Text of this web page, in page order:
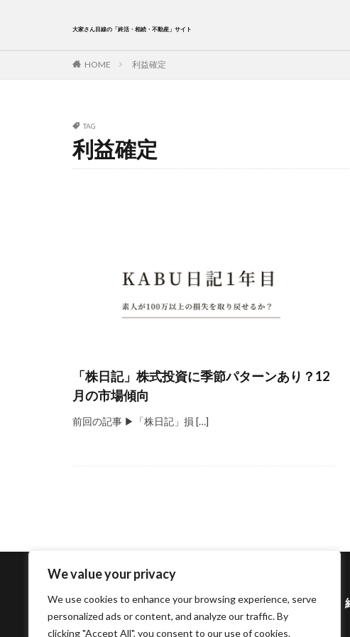
We value your privacy
We use cookies to enhance your browsing experience, serve
personalized ads or content, and analyze our traffic. By
clicking "Accept All", you consent to our use of cookies.
大家さん目線の「終活・相続・不動産」サイト
HOME 利益確定
TAG
利益確定
「株日記」株式投資に季節パターンあり？12
月の市場傾向
前回の記事 ▶「株日記」損 […]
株日記 相続関係 副業・老後資金作り